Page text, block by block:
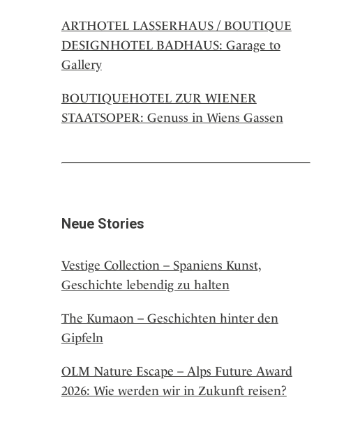
ARTHOTEL LASSERHAUS / BOUTIQUE
DESIGNHOTEL BADHAUS: Garage to
Gallery
BOUTIQUEHOTEL ZUR WIENER
STAATSOPER: Genuss in Wiens Gassen
Neue Stories
Vestige Collection – Spaniens Kunst,
Geschichte lebendig zu halten
The Kumaon – Geschichten hinter den
Gipfeln
OLM Nature Escape – Alps Future Award
2026: Wie werden wir in Zukunft reisen?